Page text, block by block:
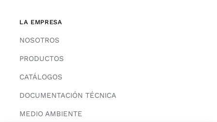
LA EMPRESA
NOSOTROS
PRODUCTOS
CATÁLOGOS
DOCUMENTACIÓN TÉCNICA
MEDIO AMBIENTE